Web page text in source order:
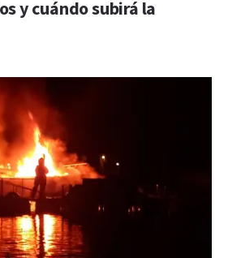
y cuándo subirá la